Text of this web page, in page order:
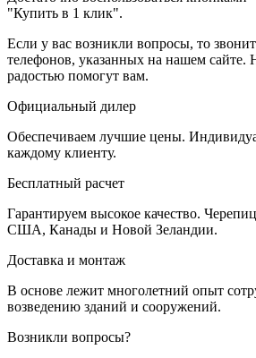
"Купить в 1 клик".
Если у вас возникли вопросы, то
телефонов, указанных на нашем
радостью помогут вам.
Официальный дилер
Обеспечиваем лучшие цены.
каждому клиенту.
Бесплатный расчет
Гарантируем высокое качество.
США, Канады и Новой Зеландии.
Доставка и монтаж
В основе лежит многолетний опыт
возведению зданий и сооружений.
Возникли вопросы?